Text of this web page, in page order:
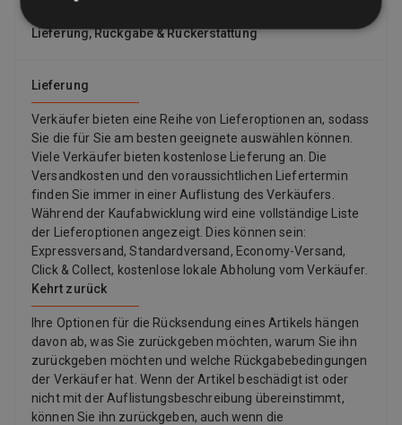
Lieferung, Rückgabe & Rückerstattung
Lieferung
Verkäufer bieten eine Reihe von Lieferoptionen an, sodass
Sie die für Sie am besten geeignete auswählen können.
Viele Verkäufer bieten kostenlose Lieferung an. Die
Versandkosten und den voraussichtlichen Liefertermin
finden Sie immer in einer Auflistung des Verkäufers.
Während der Kaufabwicklung wird eine vollständige Liste
der Lieferoptionen angezeigt. Dies können sein:
Expressversand, Standardversand, Economy-Versand,
Click & Collect, kostenlose lokale Abholung vom Verkäufer.
Kehrt zurück
Ihre Optionen für die Rücksendung eines Artikels hängen
davon ab, was Sie zurückgeben möchten, warum Sie ihn
zurückgeben möchten und welche Rückgabebedingungen
der Verkäufer hat. Wenn der Artikel beschädigt ist oder
nicht mit der Auflistungsbeschreibung übereinstimmt,
können Sie ihn zurückgeben, auch wenn die